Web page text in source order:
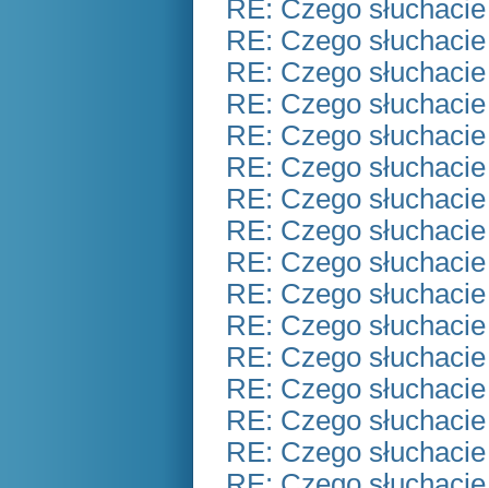
RE: Czego
RE: Czego
RE: Czego
RE: Czego
RE: Czego
RE: Czego
RE: Czego
RE: Czego
RE: Czego
RE: Czego
RE: Czego
RE: Czego
RE: Czego
RE: Czego
RE: Czego